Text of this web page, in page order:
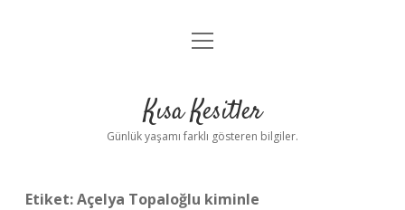
Anasayfa
Yasal Uyarı
menüyü
Kısa Kesitler
Günlük yaşamı farklı gösteren bilgiler.
Etiket:Açelya Topaloğlu kiminle